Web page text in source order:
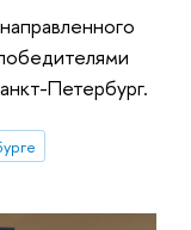
Петербург.